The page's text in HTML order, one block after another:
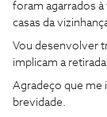
foram agarrados à
casas da
Vou desenvolver
implicam a
Agradeço que
brevidade.